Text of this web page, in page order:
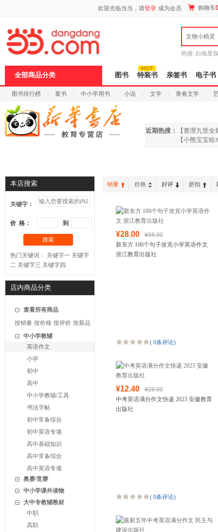
欢迎光临当当，请登录 成为会员 购物车
文物小精灵
热搜: 白狼星
全部商品分类 图书 特装书 亲签书 电子书
图书排行榜 童书 中小学用书 小说 文学 青春文学
科技 进口原版 电子书
近期热搜：
【查理九世全
【小熊宝宝绘
本店搜索
关键字：
价 格： 到
搜索
热门关键词： 关键字一 关键字
二 关键字三 关键字四
店内商品分类
查看所有商品
按销量 按价格 按评价 按新品
中小学教辅
英语作文
小学
初中
高中
中小学教辅/工具
书法字帖
初中常备综合
初中英语专项
高中基础知识
高中常备综合
高中英语专项
奥赛/竞赛
中小学课外读物
大中专教辅教材
中职
高职
销量 价格 好评 折扣
¥28.00
¥68.00
新东方 100个句子攻克小学英语作文
浙江教育出版社
( 0条评论)
¥12.40
¥28.00
中考英语满分作文快递 2023 安徽教育
出版社
( 0条评论)
页
Ctrl
浪
盲
式